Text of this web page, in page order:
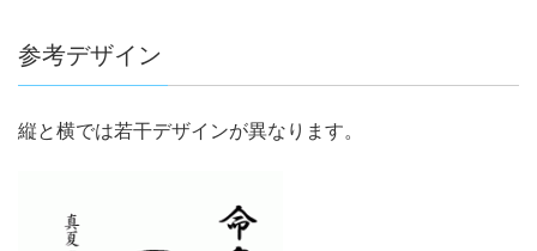
参考デザイン
縦と横では若干デザインが異なります。